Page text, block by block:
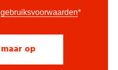
gebruiksvoorwaarden*